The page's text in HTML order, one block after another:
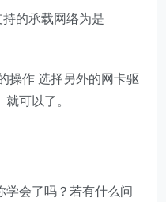
的承载网络为是
操作 选择另外的网卡驱
可以了。
学会了吗？若有什么问